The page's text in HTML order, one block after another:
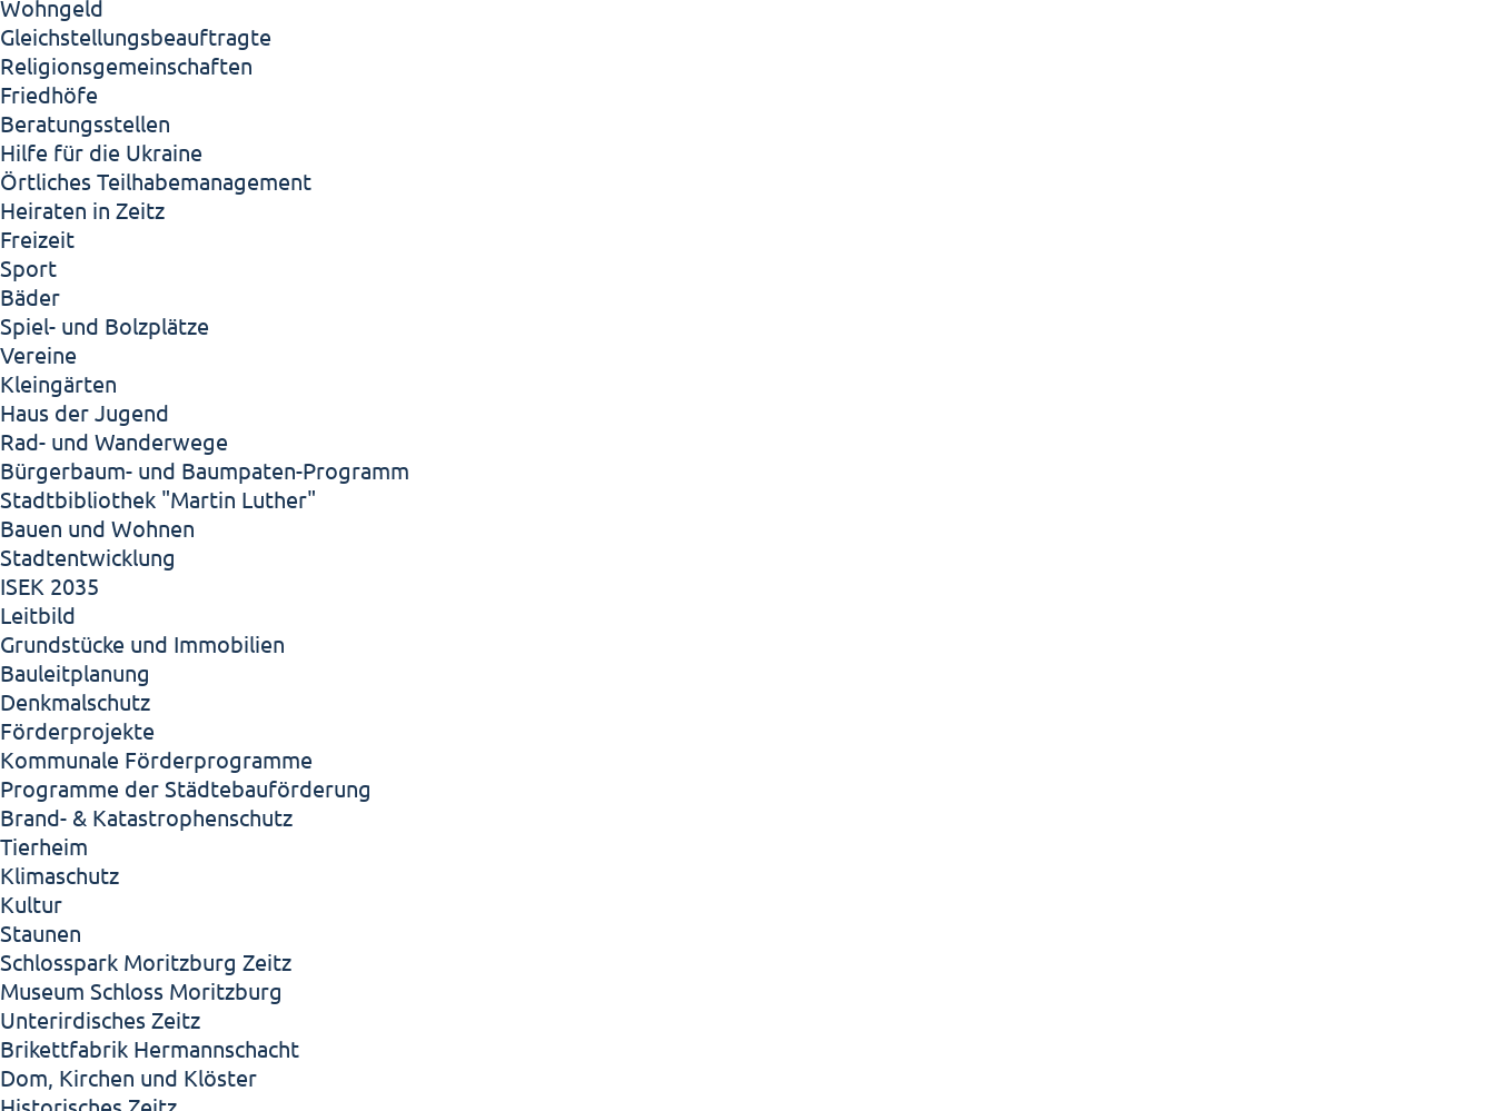
Wohngeld
Gleichstellungsbeauftragte
Religionsgemeinschaften
Friedhöfe
Beratungsstellen
Hilfe für die Ukraine
Örtliches Teilhabemanagement
Heiraten in Zeitz
Freizeit
Sport
Bäder
Spiel- und Bolzplätze
Vereine
Kleingärten
Haus der Jugend
Rad- und Wanderwege
Bürgerbaum- und Baumpaten-Programm
Stadtbibliothek "Martin Luther"
Bauen und Wohnen
Stadtentwicklung
ISEK 2035
Leitbild
Grundstücke und Immobilien
Bauleitplanung
Denkmalschutz
Förderprojekte
Kommunale Förderprogramme
Programme der Städtebauförderung
Brand- & Katastrophenschutz
Tierheim
Klimaschutz
Kultur
Staunen
Schlosspark Moritzburg Zeitz
Museum Schloss Moritzburg
Unterirdisches Zeitz
Brikettfabrik Hermannschacht
Dom, Kirchen und Klöster